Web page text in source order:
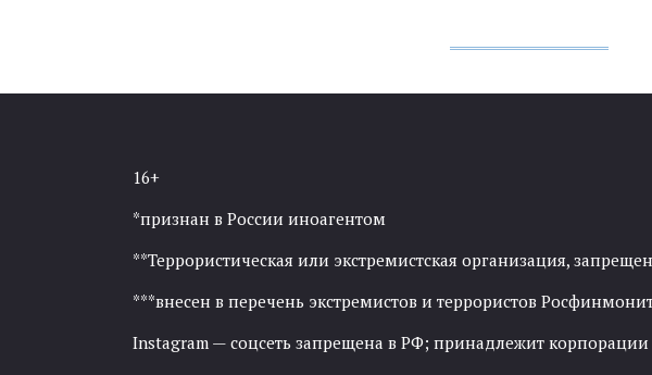
16+
*признан в России иноагентом
**Террористическая или экстремистская организация,
***внесен в перечень экстремистов и террористов
Instagram — соцсеть запрещена в РФ; принадлежит